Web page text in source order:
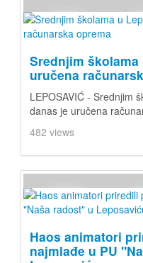
Srednjim
uručena
LEPOSAVIĆ - Srednjim
danas je uručena
482 views
Haos animatori
najmlađe u PU